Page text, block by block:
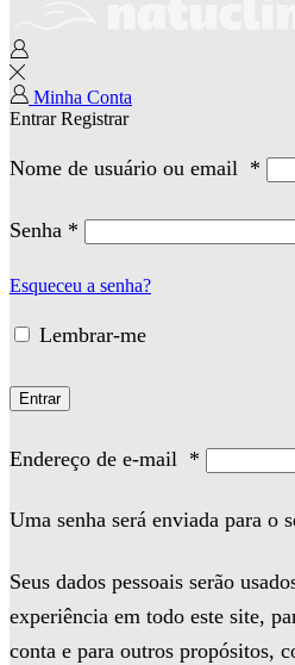
Minha Conta
EntrarRegistrar
Nome de usuário ou email *
Senha *
Esqueceu a senha?
Lembrar-me
Entrar
Endereço de e-mail *
Uma senha será enviada para o
Seus dados pessoais serão
experiência em todo este site,
conta e para outros propósitos,